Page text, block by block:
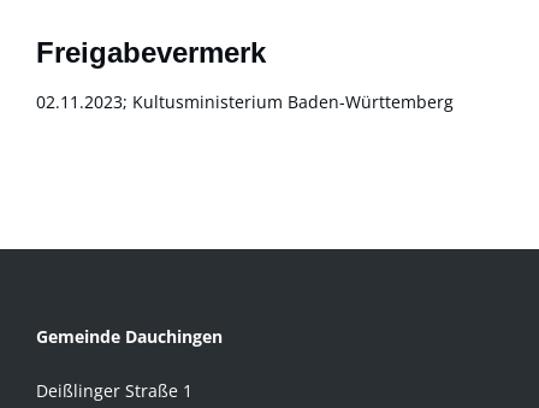
Freigabevermerk
02.11.2023; Kultusministerium Baden-Württemberg
Gemeinde Dauchingen
Deißlinger Straße 1